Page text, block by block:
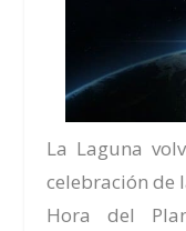
La Laguna
celebración de
Hora del